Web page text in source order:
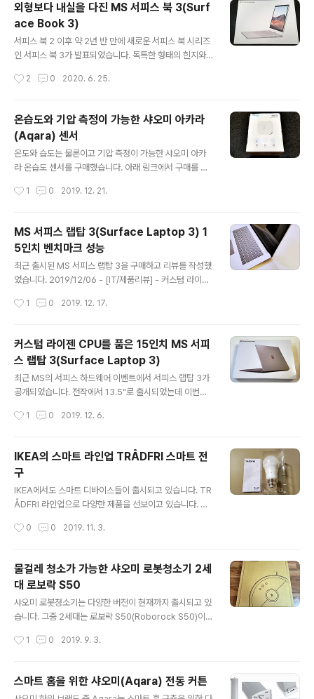
인 서피스 북 3가 발표되었습니다. 독특한 형태의 힌지와
탈부착이 가능한 특성을 그대로 갖추고 있습니다. 외관은
서피스 북 2와 거의 � psychoria.tistory.com 서피스
북 3의 한국 발매 소식이 전해졌는데 구매 전에 참고용으
의 사양은 다음과 같습니다. Proc..
외형보다 내실을 다진 MS 서피스 북 3(Surf
ace Book 3)
서피스 북 2 이후 약 2년 반 만에 새로운 서피스 북 시리즈
인 서피스 북 3가 발표되었습니다. 독특한 형태의 힌지와
서피스 북 2와 거의 동일하지만 긴 시간 이후에 출시한 만
매한 서피스 북 3 15인치를 살펴보겠습니다. 탈부착이 가
능한 서피스 북의 특징을 잘 보여주는 박스입니다. 서피스
북 3 15인치의 무게는 약 1,905g이기 때문에 묵직함이 느
껴집니다. 박스 후면에는 간략한 사양이 표기되어 있습니
다. 와이파이는 802.11ax를 지원하며 블루투스 5.0으로
북에는 Windows 10 Home Edition이 설치되어 있습니
2 0 2020. 6. 25.
온습도와 기압 측정이 가능한 샤오미 아카라
(Aqara) 센서
온도와 습도는 물론이고 기압 측정이 가능한 샤오미 아카
라 온습도 센서를 구매했습니다. 아래 링크에서 구매를 했
p://s.click.aliexpress.com/e/lPXAt6gu US $8.32
nsor Smart control Mi home APP Smarter Shop
ping, Better Living! Aliexpress.com www.aliexpr
ess.com 온습도와 기압 측정이 가능한 샤오미 아카라 센
서를 살펴보겠습니다. 제품의 박스는 상당히 작은 편이며
1 0 2019. 12. 21.
MS 서피스 랩탑 3(Surface Laptop 3) 1
5인치 벤치마크 성능
최근 출시된 MS 서피스 랩탑 3을 구매하고 리뷰를 작성했
었습니다. 2019/12/06 - [IT/제품리뷰] - 커스텀 라이젠
p 3)1 0 2019. 12. 17.
커스텀 라이젠 CPU를 품은 15인치 MS 서피
스 랩탑 3(Surface Laptop 3)
최근 MS의 서피스 하드웨어 이벤트에서 서피스 랩탑 3가
공개되었습니다. 전작에서 13.5"로 출시되었는데 이번에
MD 라이젠 서피스 에디션이라는 커스텀 라이젠 칩이 적용
피스 랩탑 3 15"를 살펴보겠습니다. 15인치 랩탑이 박스
에 포장돼서 배송되었습니다. 서피스 랩탑 3은 알칸타라와
메탈 재질을 선택할 수 있는데 사양에 따라 선택지가 달라
집니다. 알칸타라는 Colbalt Blue, Platinum 색상을, 메
탈은 Sandstone, Black, Platinum을 선택할 수 있습니
서피스 북의 느낌이 나는 재질입니다. 실제 제품..
1 0 2019. 12. 6.
IKEA의 스마트 라인업 TRÅDFRI 스마트 전
구
IKEA에서도 스마트 디바이스들이 출시되고 있습니다. TR
ÅDFRI 라인업으로 다양한 제품을 선보이고 있습니다. 콘
트롤러 등의 제품이 있습니다. IKEA 제품다운 합리적인 가
FRI의 스마트 전구(LED1732G11)입니다. 1000 루멘, 1
1W의 전구로 밝기 조절과 색온도 조절이 가능한 제품입니
다. 전구는 심플한 박스에 포장되어 있습니다. 1000 루멘
제품으로 25,000시간의 사용 시간을 제공합니다. 제품의
특징이 박스 상단에 표기되어 있습니다. 북미에서 구매한
있습니다. 제품 구성은 전구에 간단한 매뉴얼이 포함된 심
0 0 2019. 11. 3.
물걸레 청소가 가능한 샤오미 로봇청소기 2세
대 로보락 S50
샤오미 로봇청소기는 다양한 버전이 현재까지 출시되고 있
습니다. 그중 2세대는 로보락 S50(Roborock S50)이라
가상벽 설정이 가능한 제품입니다. 물걸레 청소가 가능한
익스프레스에서 구매를 했습니다. 아래 링크에서 샤오미
로봇청소기 2세대 로보락 S50 구매가 가능합니다. 샤오미
1 0 2019. 9. 3.
스마트 홈을 위한 샤오미(Aqara) 전동 커튼